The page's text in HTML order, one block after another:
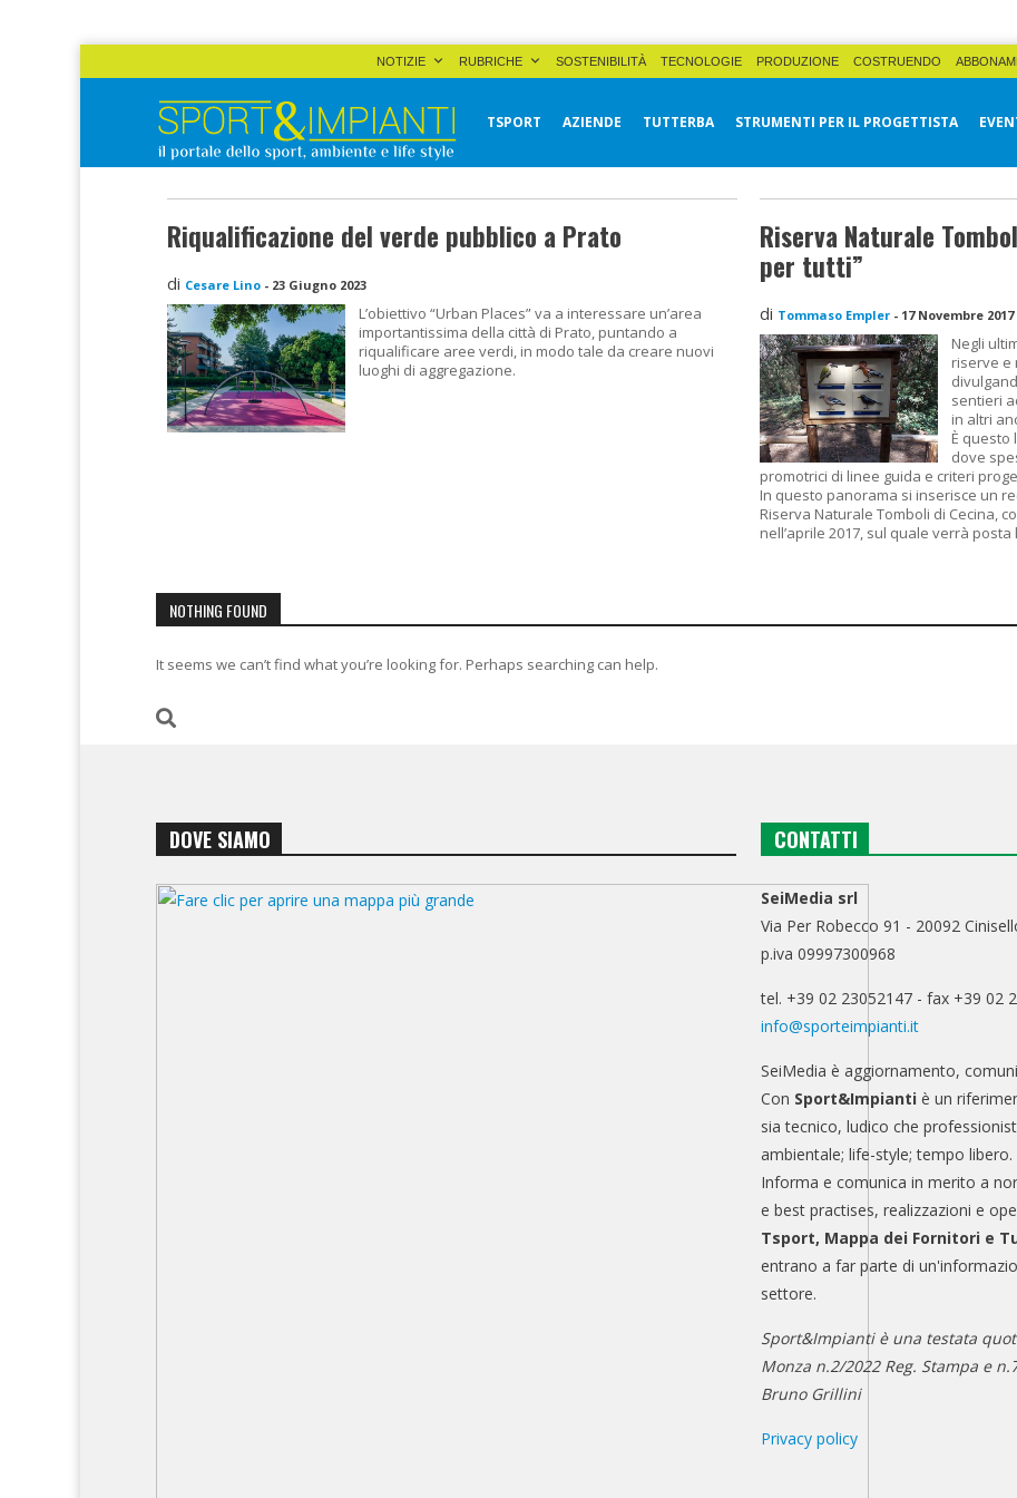
NOTIZIE RUBRICHE SOSTENIBILITÀ TECNOLOGIE PRODUZIONE COSTRUENDO
Sport&Impianti
TSPORT AZIENDE TUTTERBA STRUMENTI PER IL PROGETTISTA
Riqualificazione del verde pubblico a Prato
di Cesare Lino - 23 Giugno 2023
L’obiettivo “Urban Places” va a interessare un’area
importantissima della città di Prato, puntando a
riqualificare aree verdi, in modo tale da creare nuovi
luoghi di aggregazione.
Riserva Naturale
per tutti”
di Tommaso Empler - 17 Novembre 2017
Negli
riserve e
sentieri
in altri
È questo
dove
promotrici di linee guida e criteri
In questo panorama si inserisce un
Riserva Naturale Tomboli di Cecina,
nell’aprile 2017, sul quale verrà posta
NOTHING FOUND
It seems we can’t find what you’re looking for. Perhaps searching can help.
DOVE SIAMO CONTATTI
SeiMedia srl
Via Per Robecco 91 - 20092
p.iva 09997300968
tel. +39 02 23052147 - fax +39 02
info@sporteimpianti.it
SeiMedia è aggiornamento,
Con Sport&Impianti è un
sia tecnico, ludico che
ambientale; life-style; tempo libero.
Informa e comunica in merito a
e best practises, realizzazioni e
Tsport, Mappa dei Fornitori e
entrano a far parte di
settore.
Sport&Impianti è una testata
Monza n.2/2022 Reg. Stampa e
Bruno Grillini
Privacy policy